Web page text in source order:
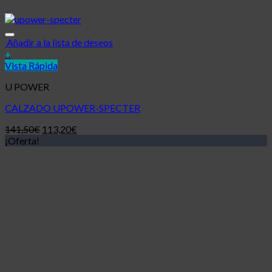
Añadir a la lista de deseos
+
Vista Rápida
U POWER
CALZADO UPOWER-SPECTER
141,50€ 113,20€
¡Oferta!